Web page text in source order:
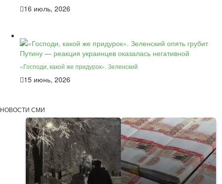
16 июль, 2026
«Господи, какой же придурок». Зеленский
15 июнь, 2026
НОВОСТИ СМИ